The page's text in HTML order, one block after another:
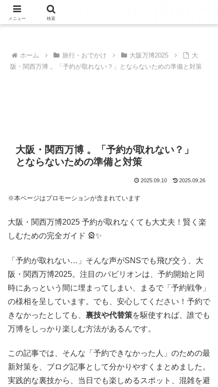
ホーム 旅行・おでかけ 大阪万博2025
大
阪・関西万博 。「予約が取れない？」とならないための準備と対策
大阪・関西万博 。「予約が取れない？」
とならないための準備と対策
2025.09.10 2025.09.26
※本ページはプロモーションが含まれています
大阪・関西万博2025 予約が取れなくても大丈夫！賢く楽
しむための完全ガイド 🎡✨
「予約が取れない…」そんな声がSNSでも飛び交う、大
阪・関西万博2025。注目のパビリオンは、予約開始と同
時にあっという間に埋まってしまい、まるで「予約戦争」
の様相を呈しています。でも、安心してください！予約で
きなかったとしても、 裏技や代替策を駆使すれば、誰でも
万博をしっかり楽しむ方法があるんです。
この記事では、そんな「予約できなかった人」のための最
新対策を、ブログ記事として分かりやすくまとめました。
実践的な裏技から、当日でも楽しめるスポット、混雑を避
メニュー 検索